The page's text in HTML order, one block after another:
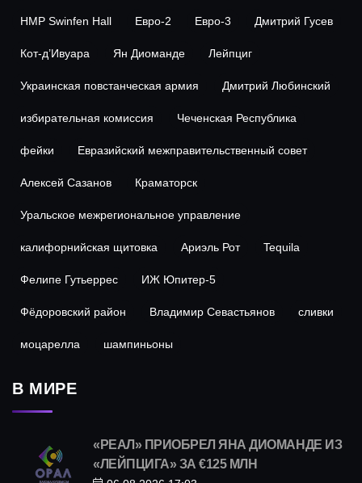
HMP Swinfen Hall Евро-2 Евро-3 Дмитрий Гусев
Кот-д’Ивуара Ян Диоманде Лейпциг
Украинская повстанческая армия Дмитрий Любинский
избирательная комиссия Чеченская Республика
фейки Евразийский межправительственный совет
Алексей Сазанов Краматорск
Уральское межрегиональное управление
калифорнийская щитовка Ариэль Рот Tequila
Фелипе Гутьеррес ИЖ Юпитер-5
Фёдоровский район Владимир Севастьянов сливки
моцарелла шампиньоны
В МИРЕ
«РЕАЛ» ПРИОБРЕЛ ЯНА ДИОМАНДЕ ИЗ
«ЛЕЙПЦИГА» ЗА €125 МЛН